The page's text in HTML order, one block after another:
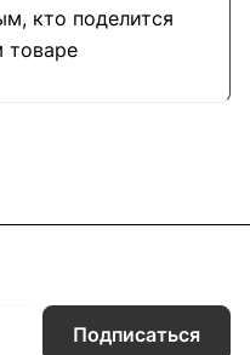
кто поделится
товаре
Подписаться